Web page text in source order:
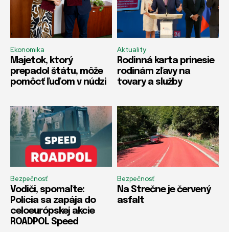
Ekonomika
Majetok, ktorý
prepadol štátu, môže
pomôcť ľuďom v núdzi
Aktuality
Rodinná karta prinesie
rodinám zľavy na
tovary a služby
Bezpečnosť
Vodiči, spomaľte:
Polícia sa zapája do
celoeurópskej akcie
ROADPOL Speed
Bezpečnosť
Na Strečne je červený
asfalt